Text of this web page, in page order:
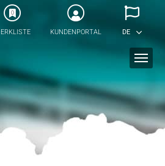
0
KUNDENPORTAL DE